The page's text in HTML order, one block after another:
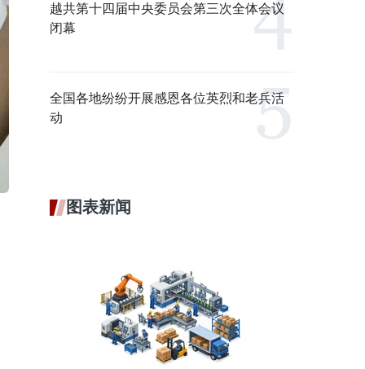
越共第十四届中央委员会第三次全体会议
闭幕
全国各地纷纷开展感恩各位英烈和老兵活
动
图表新闻